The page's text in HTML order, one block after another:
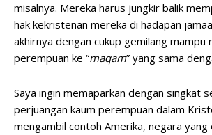
misalnya. Mereka harus jungkir balik
hak kekristenan mereka di hadapan
akhirnya dengan cukup gemilang mampu
perempuan ke “maqam” yang sama
Saya ingin memaparkan dengan singkat
perjuangan kaum perempuan dalam
mengambil contoh Amerika, negara